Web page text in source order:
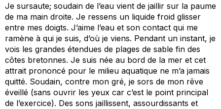
Je sursaute; soudain de l’eau vient de jaillir sur la paume
de ma main droite. Je ressens un liquide froid glisser
entre mes doigts. J’aime l’eau et son contact qui me
ramène à qui je suis, d’où je viens. Pendant un instant, je
vois les grandes étendues de plages de sable fin des
côtes bretonnes. Je suis née au bord de la mer et cet
attrait prononcé pour le milieu aquatique ne m’a jamais
quitté. Soudain, contre mon gré, je sors de mon rêve
éveillé (sans ouvrir les yeux car c’est le point principal
de l’exercice). Des sons jaillissent, assourdissants et